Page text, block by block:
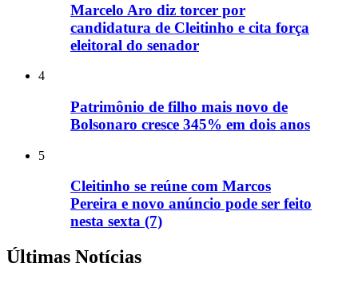
Marcelo Aro diz torcer por
candidatura de Cleitinho e cita força
eleitoral do senador
4
Patrimônio de filho mais novo de
Bolsonaro cresce 345% em dois anos
5
Cleitinho se reúne com Marcos
Pereira e novo anúncio pode ser feito
nesta sexta (7)
Últimas Notícias